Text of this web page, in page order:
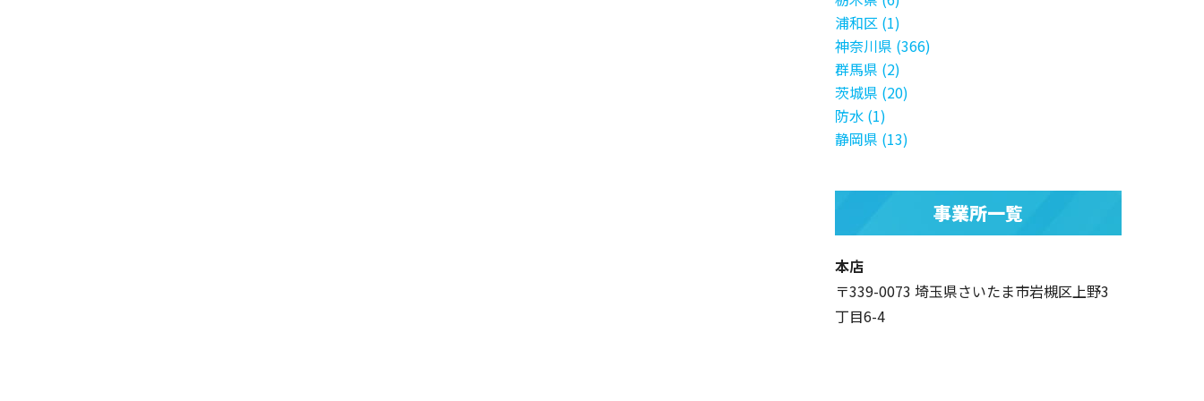
浦和区 (1)
神奈川県 (366)
群馬県 (2)
茨城県 (20)
防水 (1)
静岡県 (13)
事業所一覧
本店
〒339-0073 埼玉県さいたま市岩槻区上野3
丁目6-4